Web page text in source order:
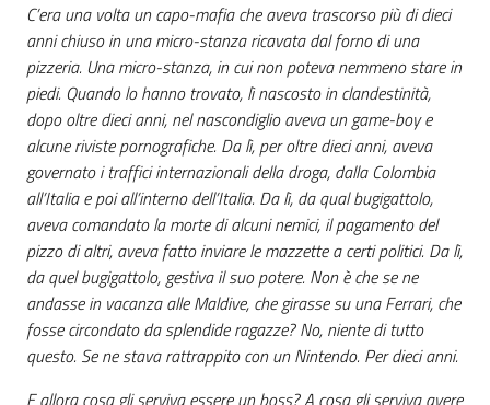
C’era una volta un capo-mafia che aveva trascorso più di dieci
anni chiuso in una micro-stanza ricavata dal forno di una
pizzeria. Una micro-stanza, in cui non poteva nemmeno stare in
piedi. Quando lo hanno trovato, lì nascosto in clandestinità,
dopo oltre dieci anni, nel nascondiglio aveva un game-boy e
alcune riviste pornografiche. Da lì, per oltre dieci anni, aveva
governato i traffici internazionali della droga, dalla Colombia
all’Italia e poi all’interno dell’Italia. Da lì, da qual bugigattolo,
aveva comandato la morte di alcuni nemici, il pagamento del
pizzo di altri, aveva fatto inviare le mazzette a certi politici. Da lì,
da quel bugigattolo, gestiva il suo potere. Non è che se ne
andasse in vacanza alle Maldive, che girasse su una Ferrari, che
fosse circondato da splendide ragazze? No, niente di tutto
questo. Se ne stava rattrappito con un Nintendo. Per dieci anni.
E allora cosa gli serviva essere un boss? A cosa gli serviva avere